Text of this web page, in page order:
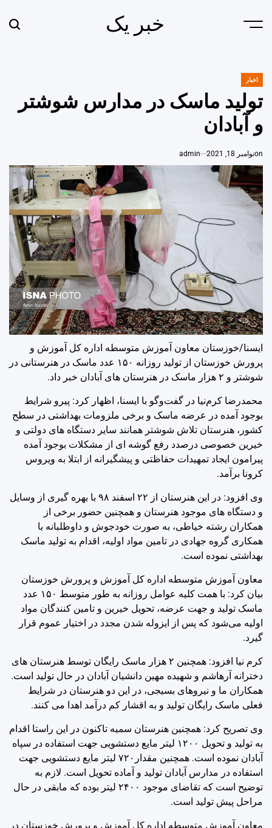
Menu خبر یک
POSTED
اخبار
تولید ماسک در مدارس شوشتر
و آبادان
onنوامبر 18, 2021 admin
ایسنا/خوزستان معاون آموزش متوسطه اداره کل آموزش و
پرورش خوزستان از تولید روزانه ۱۵۰ عدد ماسک در هنرستانی در
شوشتر و ۲ هزار ماسک در هنرستان های آبادان خبر داد.
محمدرضا کرم‌نیا در گفت‌وگو با ایسنا، اظهار کرد: پیرو شرایط
بوجود آمده در عرضه ماسک و برخی ملزومات بهداشتی در سطح
کشور، هنرستان تلاش شوشتر همانند سایر دستگاه های دولتی و
خیرین خصوصی درصدد رفع گوشه ای از مشکلات بوجود آمده
پیرامون ایجاد تمهیدات حفاظتی و پیشگیرانه از ابتلا به ویروس
کرونا برآمد.
وی افزود: در این هنرستان از ۲۲ اسفند ۹۸ با بهره گیری از وسایل
و دستگاه های موجود هنرستان و همچنین حضور برخی از
همکاران رشته خیاطی، به صورت خودجوش و داوطلبانه با
همکاری گروه جهادی در تامین مواد اولیه، اقدام به تولید ماسک
بهداشتی نموده است.
معاون آموزش متوسطه اداره کل آموزش و پرورش خوزستان
بیان کرد: با همت کلیه عوامل روزانه به طور متوسط ۱۵۰ عدد
ماسک تولید و جهت عرضه، تحویل خیرین و تامین کنندگان مواد
اولیه می‌شود که پس از ایزوله شدن مجدد در اختیار عموم قرار
گیرد.
کرم نیا افزود: همچنین ۲ هزار ماسک رایگان توسط هنرستان های
دخترانه آرهاشم و شهیده مهین دانشیان آبادان در حال تولید است.
همکاران ما و نیروهای بسیجی، در این دو هنرستان در شرایط
فعلی ماسک رایگان تولید و به اقشار کم درآمد اهدا می کنند.
وی تصریح کرد: همچنین هنرستان سمیه تاکنون در این راستا اقدام‌
به ‌تولید و تحویل ۱۲۰۰ لیتر مایع دستشویی جهت استفاده در سپاه
آبادان نموده است. همچنین مقدار۷۲۰ لیتر مایع دستشویی جهت
استفاده در مدارس آبادان تولید و آماده تحویل است. لازم به
توضیح است که تقاضای موجود ۲۴۰۰ لیتر بوده که مابقی در حال
مراحل پیش تولید است.
معاون آموزش متوسطه اداره کل آموزش و پرورش خوزستان در